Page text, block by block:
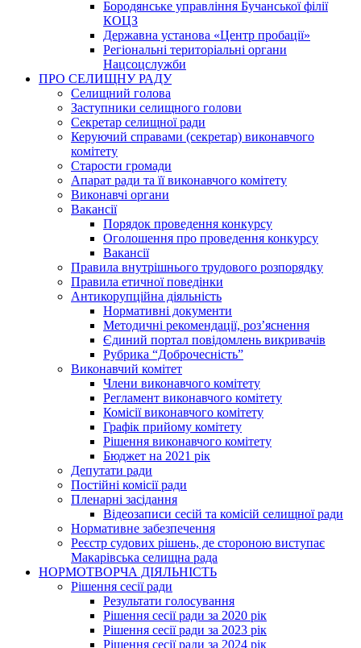
Бородянське управління Бучанської філії
КОЦЗ
Державна установа «Центр пробації»
Регіональні територіальні органи
Нацсоцслужби
ПРО СЕЛИЩНУ РАДУ
Селищний голова
Заступники селищного голови
Секретар селищної ради
Керуючий справами (секретар) виконавчого
комітету
Старости громади
Апарат ради та її виконавчого комітету
Виконавчі органи
Вакансії
Порядок проведення конкурсу
Оголошення про проведення конкурсу
Вакансії
Правила внутрішнього трудового розпорядку
Правила етичної поведінки
Антикорупційна діяльність
Нормативні документи
Методичні рекомендації, роз’яснення
Єдиний портал повідомлень викривачів
Рубрика “Доброчесність”
Виконавчий комітет
Члени виконавчого комітету
Регламент виконавчого комітету
Комісії виконавчого комітету
Графік прийому комітету
Рішення виконавчого комітету
Бюджет на 2021 рік
Депутати ради
Постійні комісії ради
Пленарні засідання
Відеозаписи сесій та комісій селищної ради
Нормативне забезпечення
Реєстр судових рішень, де стороною виступає
Макарівська селищна рада
НОРМОТВОРЧА ДІЯЛЬНІСТЬ
Рішення сесії ради
Результати голосування
Рішення сесії ради за 2020 рік
Рішення сесії ради за 2023 рік
Рішення сесії ради за 2024 рік